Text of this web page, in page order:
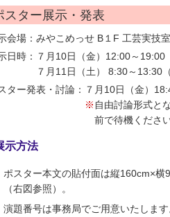
スター展示・発表
会場：みやこめっせ B１F 工芸実技室
日時：
７月10日（金）12:00～19:00
７月11日（土） 8:30～13:30
ター発表・討論：
７月10日（金）
※ 自由討論形式と
前で待機ください
示方法
ポスター本文の貼付面は縦160cm×横
（右図参照）。
演題番号は事務局でご用意いたします